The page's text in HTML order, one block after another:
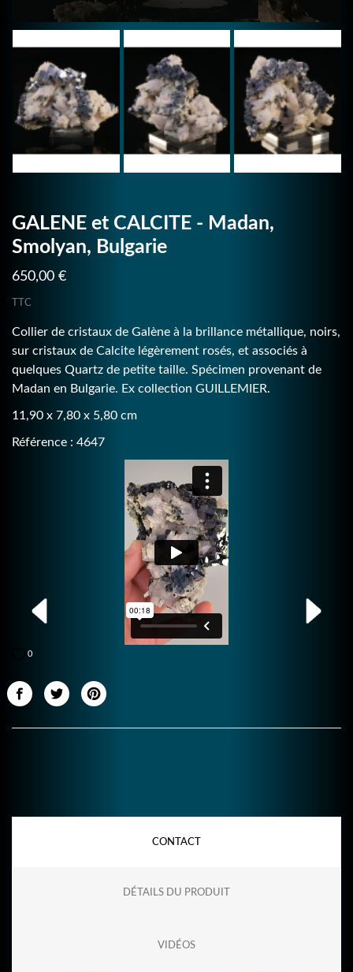
GALENE et CALCITE - Madan,
Smolyan, Bulgarie
650,00 €
TTC
Collier de cristaux de Galène à la brillance métallique, noirs,
sur cristaux de Calcite légèrement rosés, et associés à
quelques Quartz de petite taille. Spécimen provenant de
Madan en Bulgarie. Ex collection GUILLEMIER.
11,90 x 7,80 x 5,80 cm
Référence : 4647
0
CONTACT
DÉTAILS DU PRODUIT
VIDÉOS